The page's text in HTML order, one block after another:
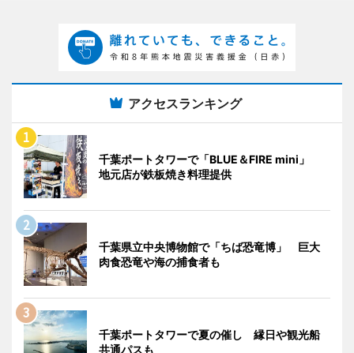
アクセスランキング
千葉ポートタワーで「BLUE＆FIRE mini」
地元店が鉄板焼き料理提供
千葉県立中央博物館で「ちば恐竜博」 巨大
肉食恐竜や海の捕食者も
千葉ポートタワーで夏の催し 縁日や観光船
共通パスも